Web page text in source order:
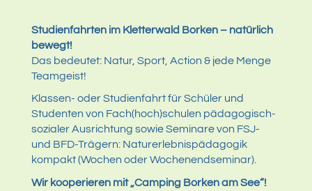
Studienfahrten im Kletterwald Borken – natürlich
bewegt!
Das bedeutet: Natur, Sport, Action & jede Menge
Teamgeist!
Klassen- oder Studienfahrt für Schüler und
Studenten von Fach(hoch)schulen pädagogisch-
sozialer Ausrichtung sowie Seminare von FSJ-
und BFD-Trägern: Naturerlebnispädagogik
kompakt (Wochen oder Wochenendseminar).
Wir kooperieren mit „Camping Borken am See“!